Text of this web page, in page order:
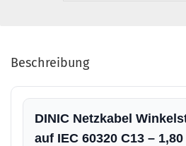
Beschreibung
DINIC Netzkabel
auf IEC 60320 C13 –